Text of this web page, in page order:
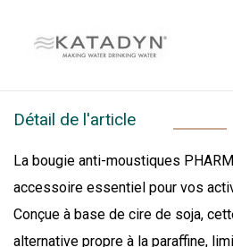
Détail de l'article
La bougie anti-moustiques
accessoire essentiel pour vos
Conçue à base de cire de soja,
alternative propre à la paraffine,